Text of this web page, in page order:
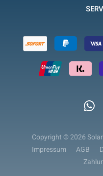
Copyright © 2026
Impressum
AGB